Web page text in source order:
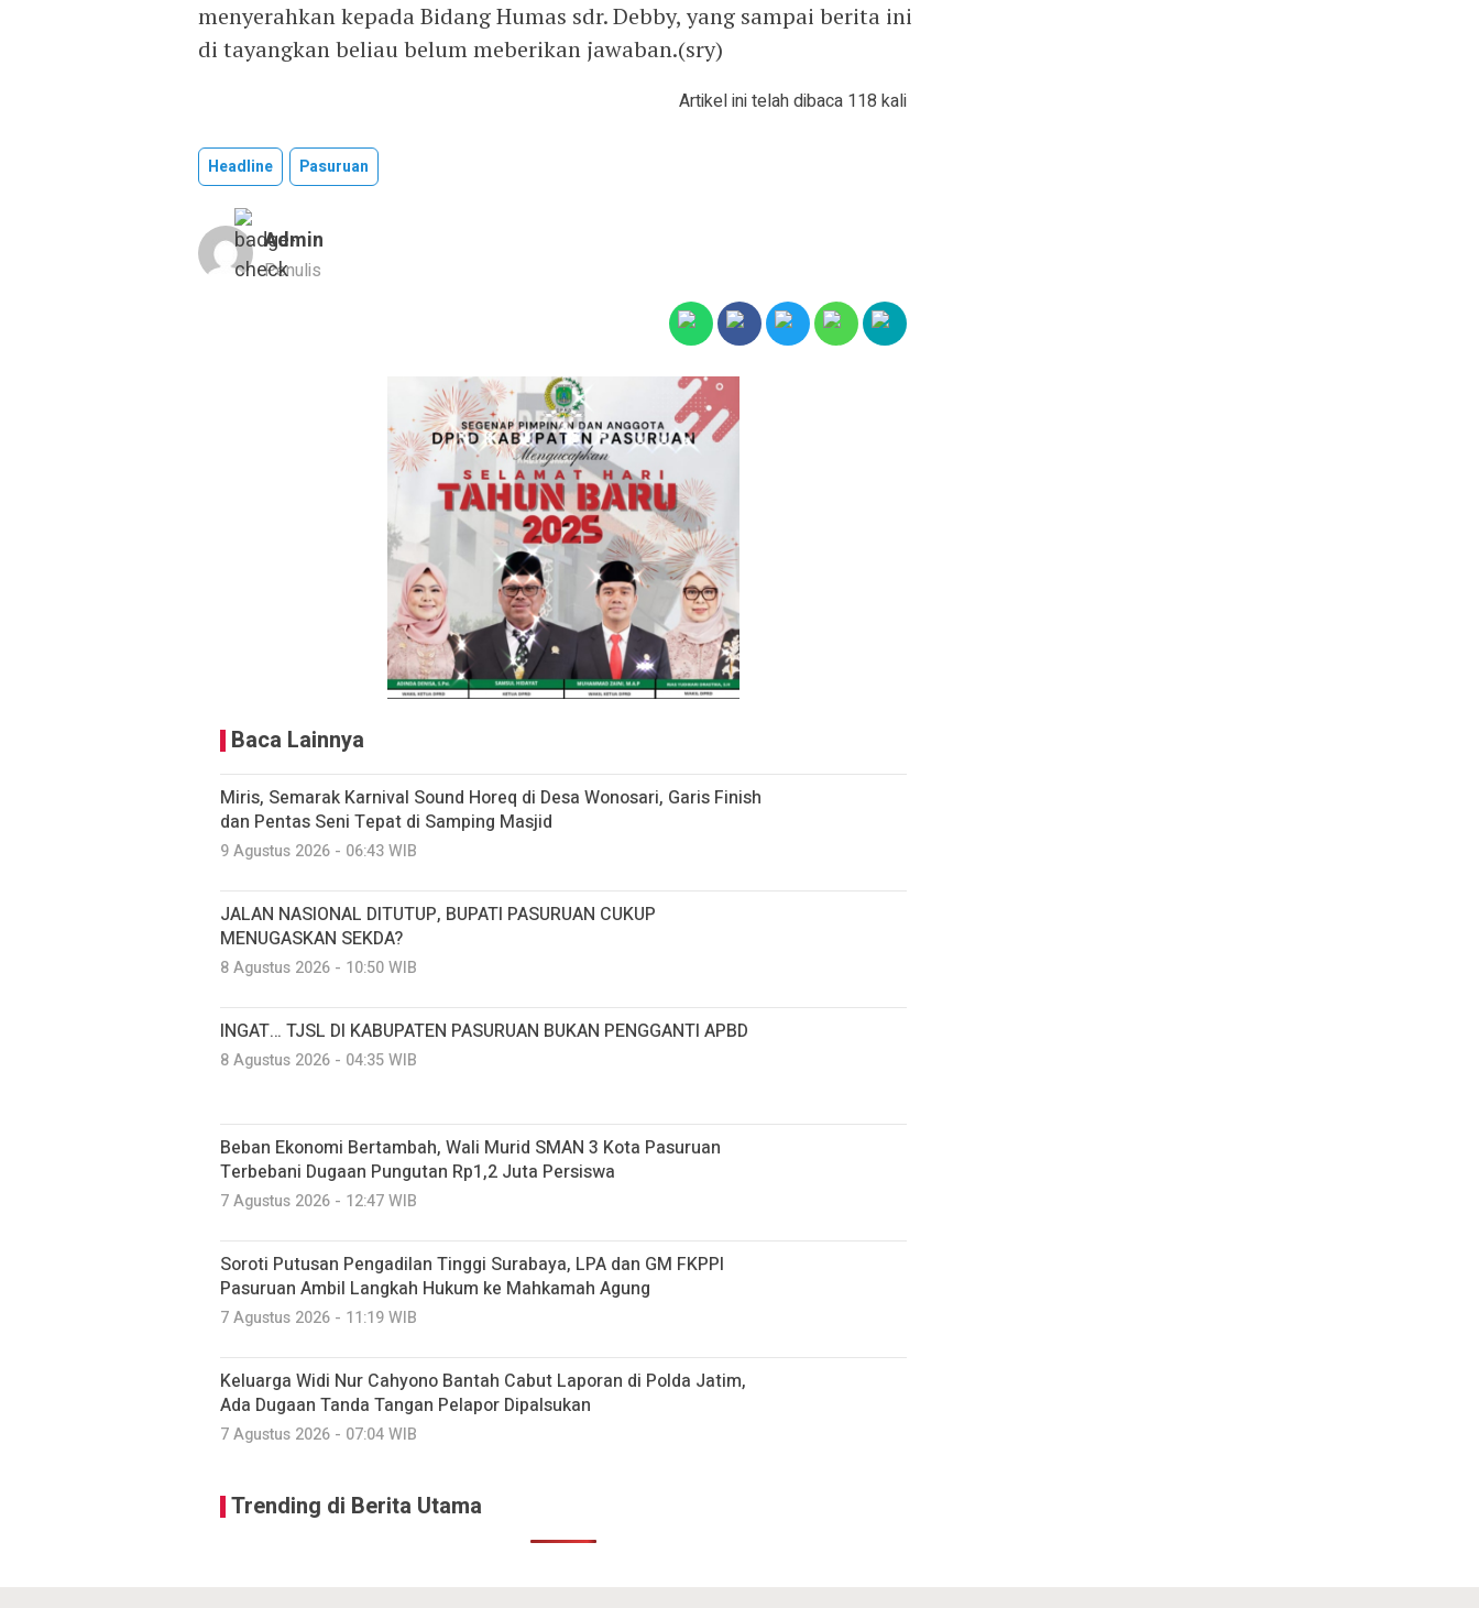
menyerahkan kepada Bidang Humas sdr. Debby, yang sampai berita ini
di tayangkan beliau belum meberikan jawaban.(sry)
Artikel ini telah dibaca 118 kali
Headline Pasuruan
Admin
Penulis
Baca Lainnya
Miris, Semarak Karnival Sound Horeq di Desa Wonosari, Garis Finish
dan Pentas Seni Tepat di Samping Masjid
9 Agustus 2026 - 06:43 WIB
JALAN NASIONAL DITUTUP, BUPATI PASURUAN CUKUP
MENUGASKAN SEKDA?
8 Agustus 2026 - 10:50 WIB
INGAT… TJSL DI KABUPATEN PASURUAN BUKAN PENGGANTI APBD
8 Agustus 2026 - 04:35 WIB
Beban Ekonomi Bertambah, Wali Murid SMAN 3 Kota Pasuruan
Terbebani Dugaan Pungutan Rp1,2 Juta Persiswa
7 Agustus 2026 - 12:47 WIB
Soroti Putusan Pengadilan Tinggi Surabaya, LPA dan GM FKPPI
Pasuruan Ambil Langkah Hukum ke Mahkamah Agung
7 Agustus 2026 - 11:19 WIB
Keluarga Widi Nur Cahyono Bantah Cabut Laporan di Polda Jatim,
Ada Dugaan Tanda Tangan Pelapor Dipalsukan
7 Agustus 2026 - 07:04 WIB
Trending di Berita Utama